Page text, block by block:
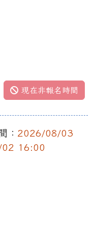
現在非報名時間
： 2026/08/03
16:00